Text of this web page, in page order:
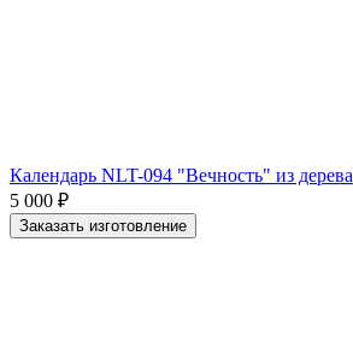
Календарь NLT-094 "Вечность" из дерева
5 000 ₽
Заказать изготовление